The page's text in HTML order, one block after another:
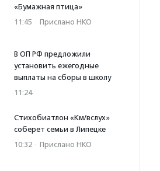
«Бумажная птица»
11:45 · Прислано НКО
В ОП РФ предложили
установить ежегодные
выплаты на сборы в школу
11:24
Стихобиатлон «Км/вслух»
соберет семьи в Липецке
10:32 · Прислано НКО